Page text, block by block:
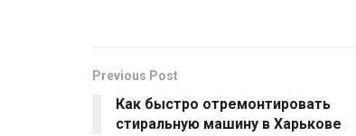
Previous Post
Как быстро отремонтировать
стиральную машину в Харькове